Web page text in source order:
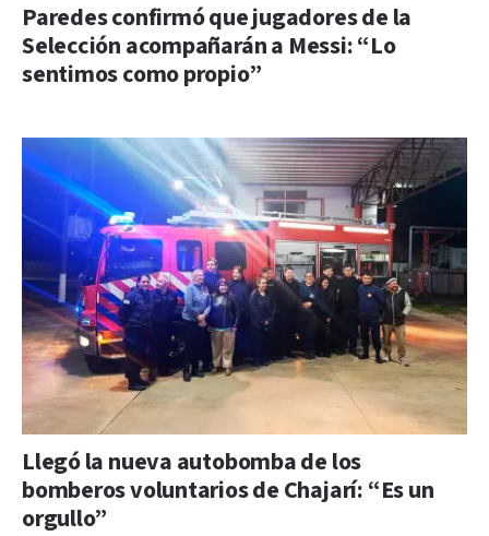
Paredes confirmó que jugadores de la
Selección acompañarán a Messi: “Lo
sentimos como propio”
Llegó la nueva autobomba de los
bomberos voluntarios de Chajarí: “Es un
orgullo”